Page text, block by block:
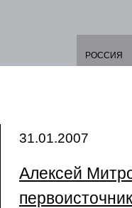
РОССИЯ
31.01.2007
Алексей
первоисточник